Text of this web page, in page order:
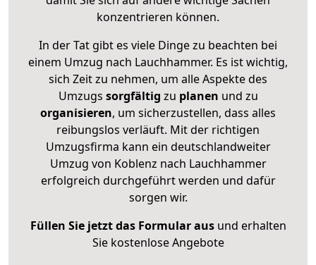
konzentrieren können.
In der Tat gibt es viele Dinge zu beachten bei
einem Umzug nach Lauchhammer. Es ist wichtig,
sich Zeit zu nehmen, um alle Aspekte des
Umzugs sorgfältig zu planen und zu
organisieren, um sicherzustellen, dass alles
reibungslos verläuft. Mit der richtigen
Umzugsfirma kann ein deutschlandweiter
Umzug von Koblenz nach Lauchhammer
erfolgreich durchgeführt werden und dafür
sorgen wir.
Füllen Sie jetzt das Formular ausund erhalten
Sie kostenlose Angebote